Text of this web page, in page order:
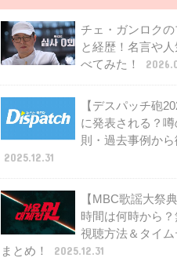
チェ・ガンロク
と経歴！名言や
べてみた！
【デスパッチ砲
に発表される？
則・過去事例から
2025.12.31
【MBC歌謡大祭
時間は何時から
視聴方法＆タイ
まとめ！
2025.12.31